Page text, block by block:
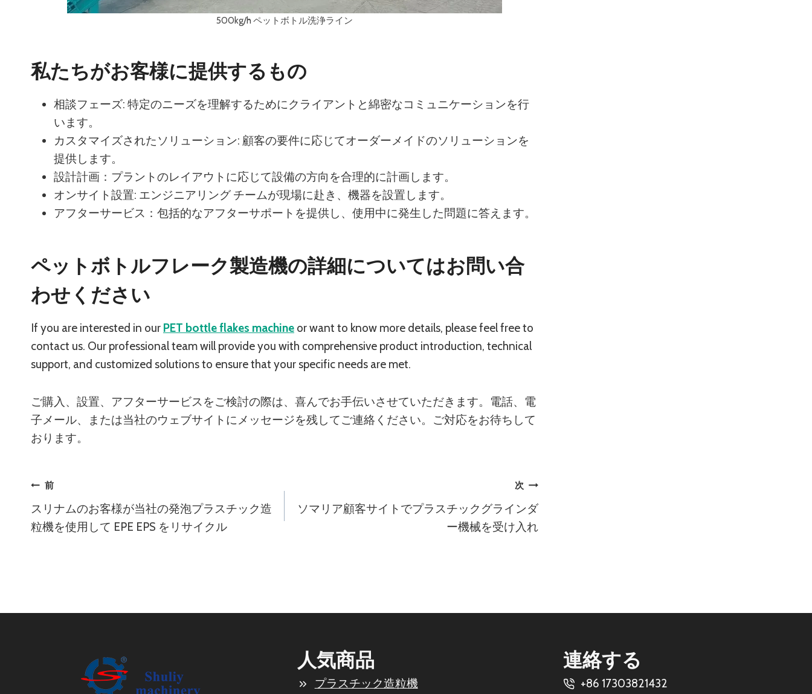
500kg/h ペットボトル洗浄ライン
私たちがお客様に提供するもの
相談フェーズ: 特定のニーズを理解するためにクライアントと綿密なコミュニケーションを行
います。
カスタマイズされたソリューション: 顧客の要件に応じてオーダーメイドのソリューションを
提供します。
設計計画：プラントのレイアウトに応じて設備の方向を合理的に計画します。
オンサイト設置: エンジニアリング チームが現場に赴き、機器を設置します。
アフターサービス：包括的なアフターサポートを提供し、使用中に発生した問題に答えます。
ペットボトルフレーク製造機の詳細についてはお問い合
わせください
If you are interested in our PET bottle flakes machine or want to know more details, please feel free to
contact us. Our professional team will provide you with comprehensive product introduction, technical
support, and customized solutions to ensure that your specific needs are met.
ご購入、設置、アフターサービスをご検討の際は、喜んでお手伝いさせていただきます。電話、電
子メール、または当社のウェブサイトにメッセージを残してご連絡ください。ご対応をお待ちして
おります。
投
稿
前
スリナムのお客様が当社の発泡プラスチック造
粒機を使用して EPE EPS をリサイクル
次
ソマリア顧客サイトでプラスチックグラインダ
ー機械を受け入れ
人気商品
プラスチック造粒機
連絡する
+86 17303821432